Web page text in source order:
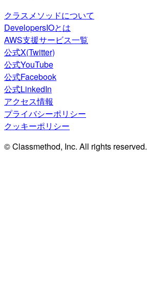
クラスメソッドについて
DevelopersIOとは
AWS支援サービス一覧
公式X(Twitter)
公式YouTube
公式Facebook
公式LinkedIn
アクセス情報
プライバシーポリシー
クッキーポリシー
© Classmethod, Inc. All rights reserved.